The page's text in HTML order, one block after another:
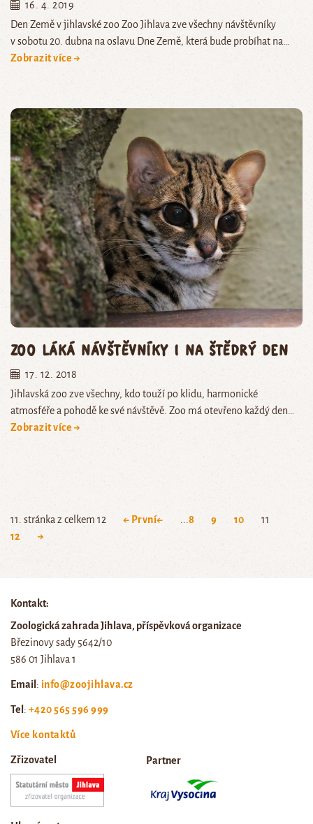
16. 4. 2019
Den Země v jihlavské zoo Zoo Jihlava zve všechny návštěvníky
v sobotu 20. dubna na oslavu Dne Země, která bude probíhat na…
Zobrazit více →
Zoo láká návštěvníky i na Štědrý den
17. 12. 2018
Jihlavská zoo zve všechny, kdo touží po klidu, harmonické
atmosféře a pohodě ke své návštěvě. Zoo má otevřeno každý den…
Zobrazit více →
11. stránka z celkem 12 ← První← 8 9 10
11
12
→
Kontakt:
Zoologická zahrada Jihlava, příspěvková organizace
Březinovy sady 5642/10
586 01 Jihlava 1
Email: info@zoojihlava.cz
Tel: +420 565 596 999
Více kontaktů
Zřizovatel Partner